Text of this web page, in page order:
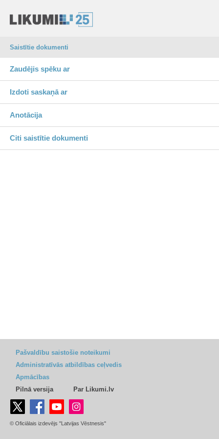
Saistītie dokumenti
Zaudējis spēku ar
Izdoti saskaņā ar
Anotācija
Citi saistītie dokumenti
Pašvaldību saistošie noteikumi
Administratīvās atbildības ceļvedis
Apmācības
Pilnā versija
Par Likumi.lv
© Oficiālais izdevējs "Latvijas Vēstnesis"